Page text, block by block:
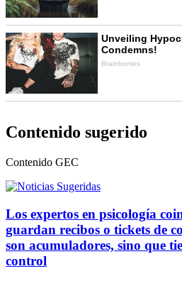
Contenido sugerido
Contenido GEC
Los expertos en psicología
guardan recibos o tickets de
son acumuladores, sino que
control